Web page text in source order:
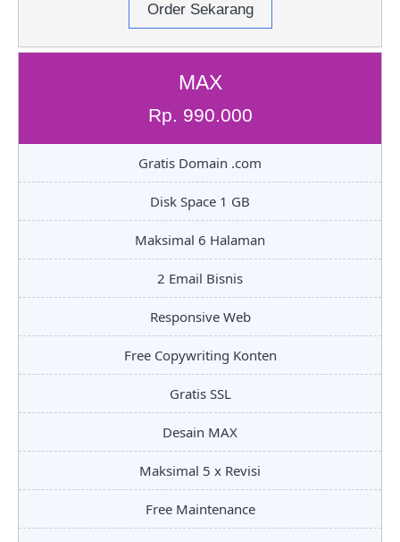
Order Sekarang
MAX
Rp. 990.000
Gratis Domain .com
Disk Space 1 GB
Maksimal 6 Halaman
2 Email Bisnis
Responsive Web
Free Copywriting Konten
Gratis SSL
Desain MAX
Maksimal 5 x Revisi
Free Maintenance